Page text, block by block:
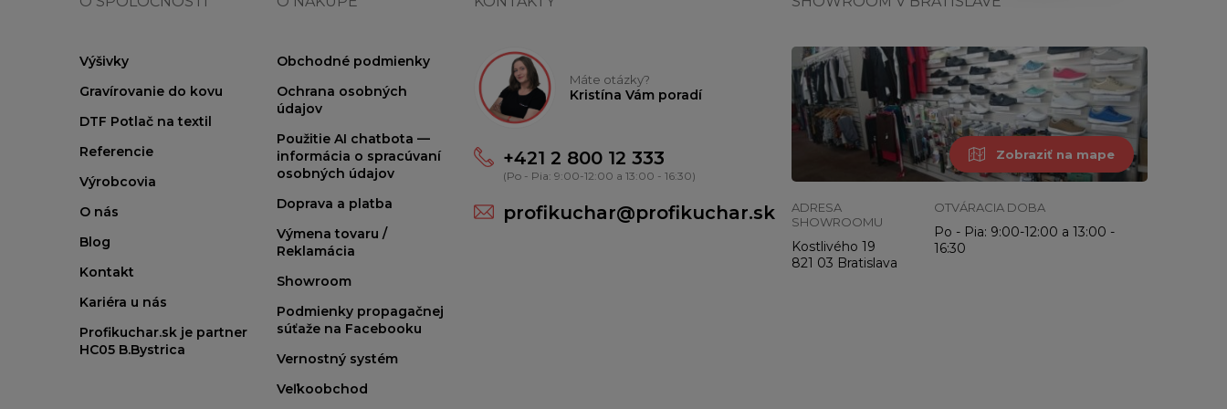
Výšivky
Gravírovanie do kovu
DTF Potlač na textil
Referencie
Výrobcovia
O nás
Blog
Kontakt
Kariéra u nás
Profikuchar.sk je partner
HC05 B.Bystrica
Obchodné podmienky
Ochrana osobných
údajov
Použitie AI chatbota —
informácia o spracúvaní
osobných údajov
Doprava a platba
Výmena tovaru /
Reklamácia
Showroom
Podmienky propagačnej
súťaže na Facebooku
Vernostný systém
Veľkoobchod
Máte otázky?
Kristína Vám poradí
+421 2 800 12 333
(Po - Pia: 9:00-12:00 a 13:00 - 16:30)
profikuchar@profikuchar.sk
Zobraziť na mape
ADRESA
SHOWROOMU
Kostlivého 19
821 03 Bratislava
OTVÁRACIA DOBA
Po - Pia: 9:00-12:00 a 13:00 -
16:30